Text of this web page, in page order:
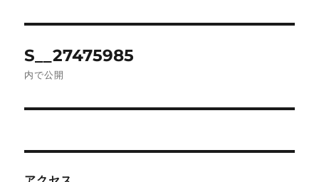
稿
ゲ
S__27475985
内で公開